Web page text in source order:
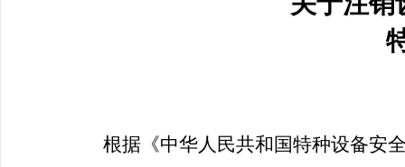
根据《中华人民共和国特种设备安